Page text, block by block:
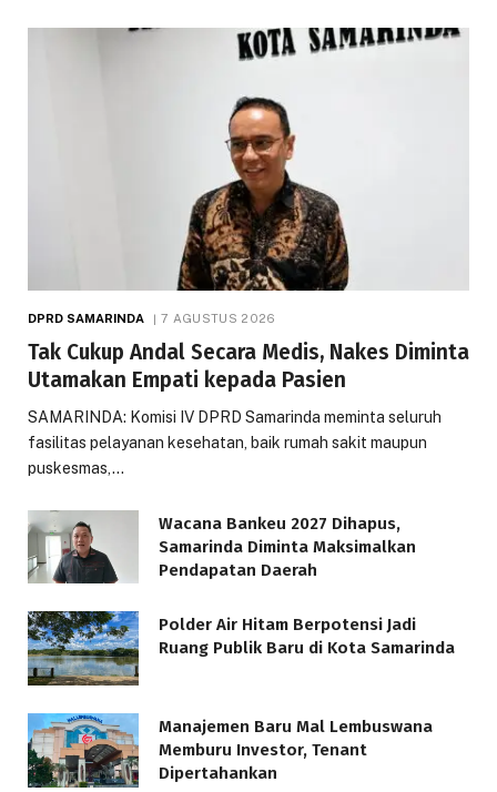
DPRD SAMARINDA 7 AGUSTUS 2026
Tak Cukup Andal Secara Medis, Nakes Diminta
Utamakan Empati kepada Pasien
SAMARINDA: Komisi IV DPRD Samarinda meminta seluruh
fasilitas pelayanan kesehatan, baik rumah sakit maupun
puskesmas,…
Wacana Bankeu 2027 Dihapus,
Samarinda Diminta Maksimalkan
Pendapatan Daerah
Polder Air Hitam Berpotensi Jadi
Ruang Publik Baru di Kota Samarinda
Manajemen Baru Mal Lembuswana
Memburu Investor, Tenant
Dipertahankan